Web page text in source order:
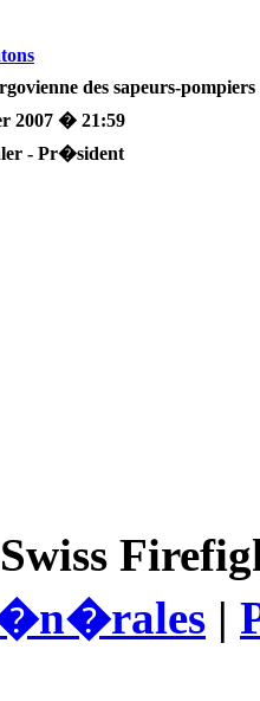
des sapeurs-
2007 � 21:59
- Pr�sident
|